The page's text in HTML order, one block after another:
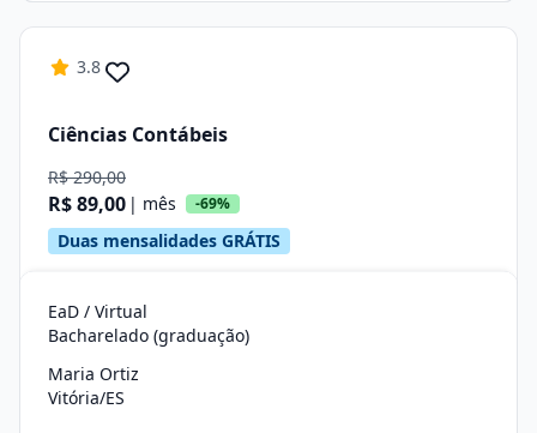
3.8
Ciências Contábeis
R$ 290,00
R$ 89,00 | mês -69%
Duas mensalidades GRÁTIS
EaD / Virtual
Bacharelado (graduação)
Maria Ortiz
Vitória/ES